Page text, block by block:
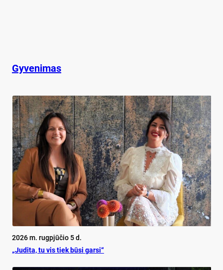
Gyvenimas
2026 m. rugpjūčio 5 d.
„Judita, tu vis tiek būsi garsi“